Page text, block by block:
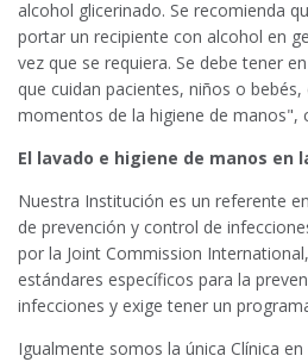
alcohol glicerinado. Se recomienda
portar un recipiente con alcohol en
vez que se requiera. Se debe tener
que cuidan pacientes, niños o
momentos de la higiene de manos",
El lavado e higiene de manos en
Nuestra Institución es un referente
de prevención y control de
por la Joint Commission
estándares específicos para la
infecciones y exige tener un
Igualmente somos la única Clínica